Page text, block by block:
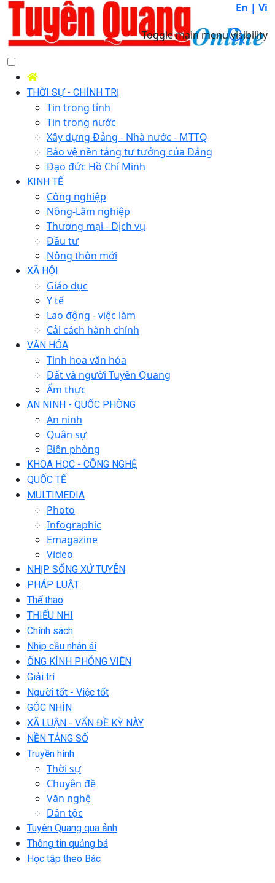
En | Vi
Toggle main menu visibility
THỜI SỰ - CHÍNH TRỊ
Tin trong tỉnh
Tin trong nước
Xây dựng Đảng - Nhà nước - MTTQ
Bảo vệ nền tảng tư tưởng của Đảng
Đạo đức Hồ Chí Minh
KINH TẾ
Công nghiệp
Nông-Lâm nghiệp
Thương mại - Dịch vụ
Đầu tư
Nông thôn mới
XÃ HỘI
Giáo dục
Y tế
Lao động - việc làm
Cải cách hành chính
VĂN HÓA
Tinh hoa văn hóa
Đất và người Tuyên Quang
Ẩm thực
AN NINH - QUỐC PHÒNG
An ninh
Quân sự
Biên phòng
KHOA HỌC - CÔNG NGHỆ
QUỐC TẾ
MULTIMEDIA
Photo
Infographic
Emagazine
Video
NHỊP SỐNG XỨ TUYÊN
PHÁP LUẬT
Thể thao
THIẾU NHI
Chính sách
Nhịp cầu nhân ái
ỐNG KÍNH PHÓNG VIÊN
Giải trí
Người tốt - Việc tốt
GÓC NHÌN
XÃ LUẬN - VẤN ĐỀ KỲ NÀY
NỀN TẢNG SỐ
Truyền hình
Thời sự
Chuyên đề
Văn nghệ
Dân tộc
Tuyên Quang qua ảnh
Thông tin quảng bá
Học tập theo Bác